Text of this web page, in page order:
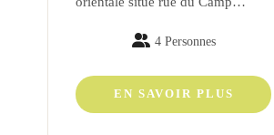
4 Personnes
EN SAVOIR PLUS